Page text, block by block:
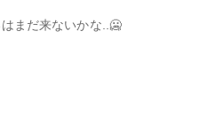
まだ来ないかな..🥶